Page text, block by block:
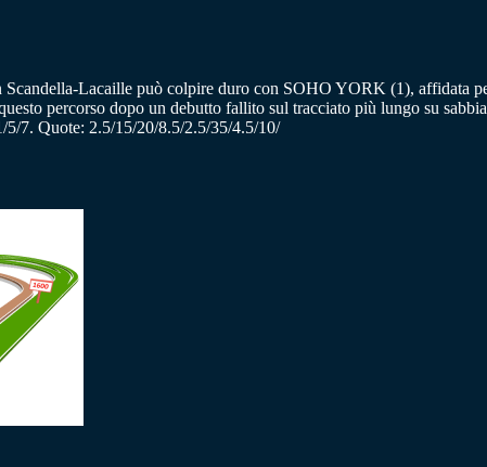
Scandella-Lacaille può colpire duro con SOHO YORK (1),
percorso dopo un debutto fallito sul tracciato più lungo su
5/7. Quote: 2.5/15/20/8.5/2.5/35/4.5/10/